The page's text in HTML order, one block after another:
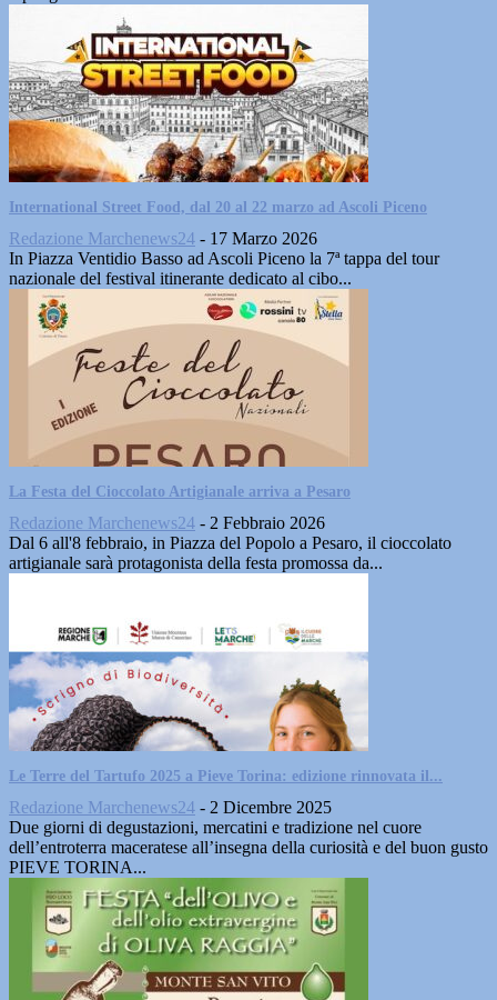
International Street Food, dal 20 al 22 marzo ad Ascoli Piceno
Redazione Marchenews24 - 17 Marzo 2026
In Piazza Ventidio Basso ad Ascoli Piceno la 7ª tappa del tour
nazionale del festival itinerante dedicato al cibo...
La Festa del Cioccolato Artigianale arriva a Pesaro
Redazione Marchenews24 - 2 Febbraio 2026
Dal 6 all'8 febbraio, in Piazza del Popolo a Pesaro, il cioccolato
artigianale sarà protagonista della festa promossa da...
Le Terre del Tartufo 2025 a Pieve Torina: edizione rinnovata il...
Redazione Marchenews24 - 2 Dicembre 2025
Due giorni di degustazioni, mercatini e tradizione nel cuore
dell’entroterra maceratese all’insegna della curiosità e del buon gusto
PIEVE TORINA...